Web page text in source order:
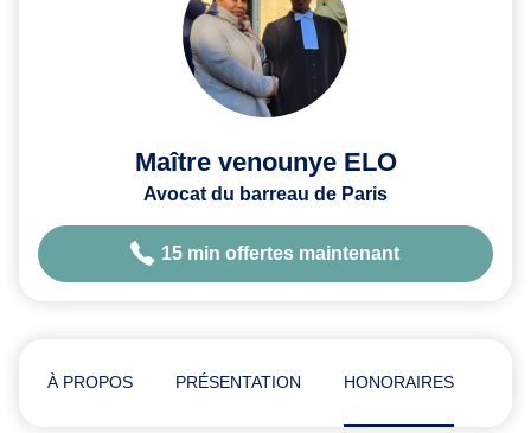
LI
G
N
Maître venounye ELO
Avocat du barreau de Paris
15 min offertes maintenant
À PROPOS PRÉSENTATION HONORAIRES